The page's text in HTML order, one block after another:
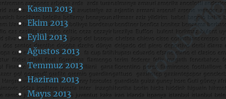
Kasım 2013
Ekim 2013
Eylül 2013
Ağustos 2013
Temmuz 2013
Haziran 2013
Mayıs 2013